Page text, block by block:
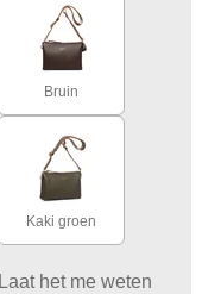
Bruin
Kaki groen
Laat het me weten